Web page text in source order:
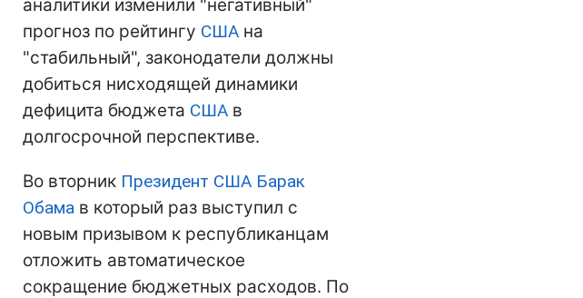
аналитики изменили "негативный"
прогноз по рейтингу США на
"стабильный", законодатели должны
добиться нисходящей динамики
дефицита бюджета США в
долгосрочной перспективе.
Во вторник Президент США Барак
Обама в который раз выступил с
новым призывом к республиканцам
отложить автоматическое
сокращение бюджетных расходов. По